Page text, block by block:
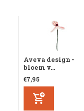
Aveva design -
bloem v...
€7,95